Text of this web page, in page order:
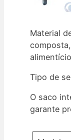
Material
Tipo de
O saco
garante